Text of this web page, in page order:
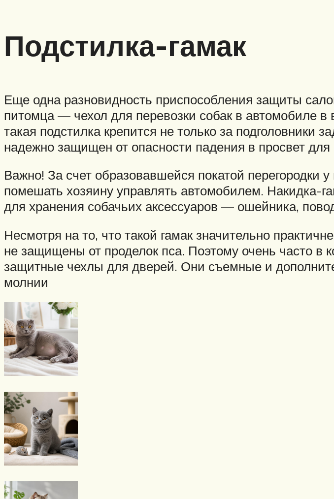
Подстилка-гамак
Еще одна разновидность приспособления защиты
питомца — чехол для перевозки собак в автомобиле
такая подстилка крепится не только за подголовники
надежно защищен от опасности падения в просвет
Важно! За счет образовавшейся покатой перегородки
помешать хозяину управлять автомобилем. Накидка-
для хранения собачьих аксессуаров — ошейника,
Несмотря на то, что такой гамак значительно
не защищены от проделок пса. Поэтому очень часто в
защитные чехлы для дверей. Они съемные и
молнии